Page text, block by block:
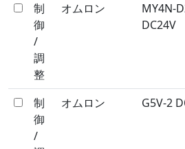
制
御
/
調
整
オムロン
MY4N-
DC24V
制
御
/
オムロン G5V-2